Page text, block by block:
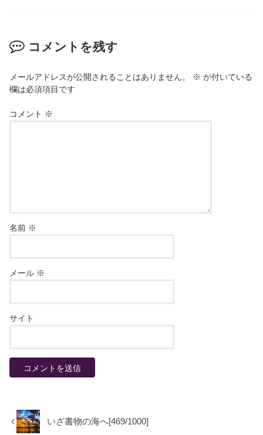
コメントを残す
メールアドレスが公開されることはありません。 ※ が付いている
欄は必須項目です
コメント ※
名前 ※
メール ※
サイト
いざ書物の海へ[469/1000]